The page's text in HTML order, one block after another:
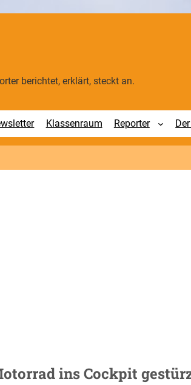
berichtet, erklärt, steckt an.
Klassenraum Reporter
ins Cockpit